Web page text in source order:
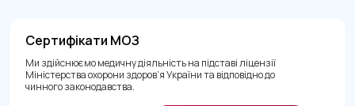
Сертифікати МОЗ
Ми здійснюємо медичну діяльність на підставі ліцензії
Міністерства охорони здоров’я України та відповідно до
чинного законодавства.